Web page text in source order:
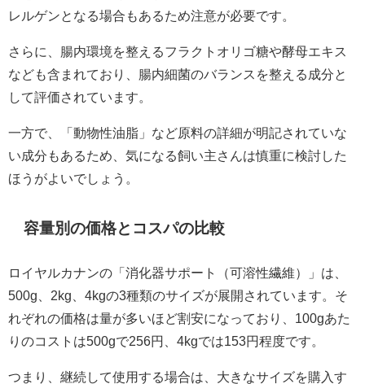
レルゲンとなる場合もあるため注意が必要です。
さらに、腸内環境を整えるフラクトオリゴ糖や酵母エキス
なども含まれており、腸内細菌のバランスを整える成分と
して評価されています。
一方で、「動物性油脂」など原料の詳細が明記されていな
い成分もあるため、気になる飼い主さんは慎重に検討した
ほうがよいでしょう。
容量別の価格とコスパの比較
ロイヤルカナンの「消化器サポート（可溶性繊維）」は、
500g、2kg、4kgの3種類のサイズが展開されています。そ
れぞれの価格は量が多いほど割安になっており、100gあた
りのコストは500gで256円、4kgでは153円程度です。
つまり、継続して使用する場合は、大きなサイズを購入す